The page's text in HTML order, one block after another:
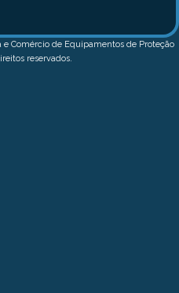
Comércio de Equipamentos de Proteção
reservados.